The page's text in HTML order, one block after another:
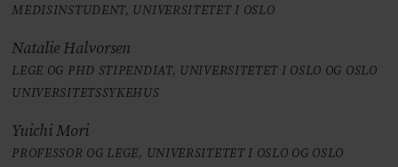
MEDISINSTUDENT, UNIVERSITETET I OSLO
Natalie Halvorsen
LEGE OG PHD STIPENDIAT, UNIVERSITETET I OSLO OG OSLO
UNIVERSITETSSYKEHUS
Yuichi Mori
PROFESSOR OG LEGE, UNIVERSITETET I OSLO OG OSLO